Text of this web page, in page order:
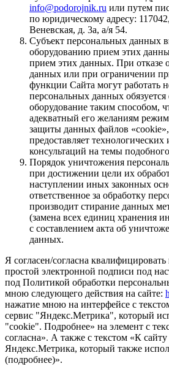
info@podorojnik.ru или путем
по юридическому адресу:
Веневская, д. 3а, а/я 54.
Субъект персональных данных
оборудованию прием этих
прием этих данных. При отказе
данных или при ограничении
функции Сайта могут работать
персональных данных обязуется
оборудование таким способом,
адекватный его желаниям
защиты данных файлов
предоставляет
консультаций на темы
Порядок уничтожения
при достижении цели их
наступлении иных законных
ответственное за обработку
производит стирание данных
(замена всех единиц хранения
с составлением акта об
данных.
Я согласен/согласна квалифицировать
простой электронной подписи под
под Политикой обработки
мною следующего действия на сайте:
нажатие мною на интерфейсе с
сервис "Яндекс.Метрика", который
"cookie". Подробнее» на элемент с
согласна». А также с текстом «К
Яндекс.Метрика, который также
(подробнее)».